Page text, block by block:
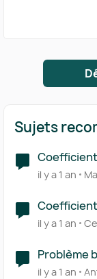
Sujets
il y a 1 an
il y a 1 an
Problème
il y a 1 an